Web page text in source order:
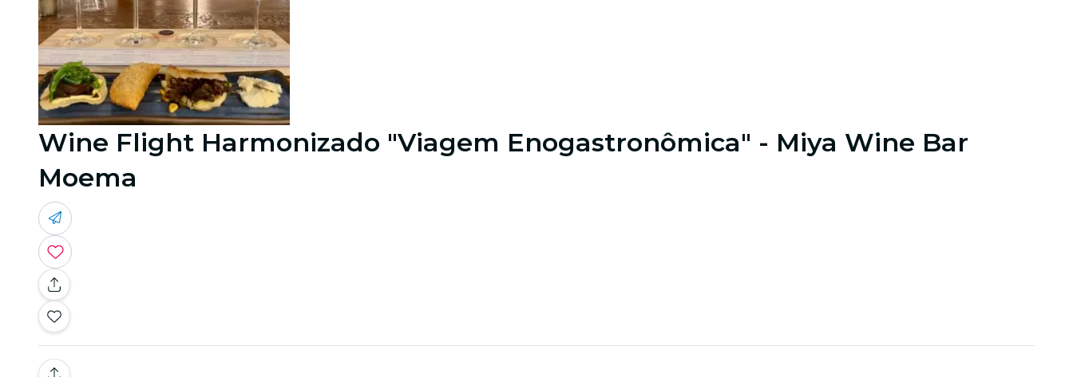
Wine Flight Harmonizado "Viagem Enogastronômica" - Miya Wine Bar
Moema